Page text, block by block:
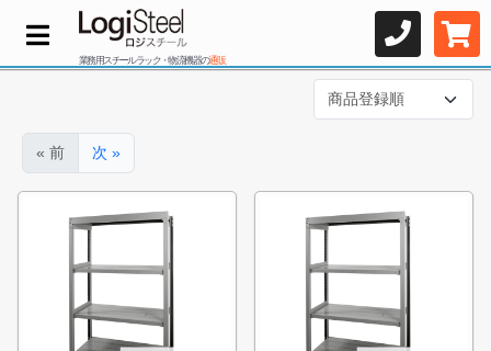
業務用スチールラック・物流機器の通販
« 前 次 »